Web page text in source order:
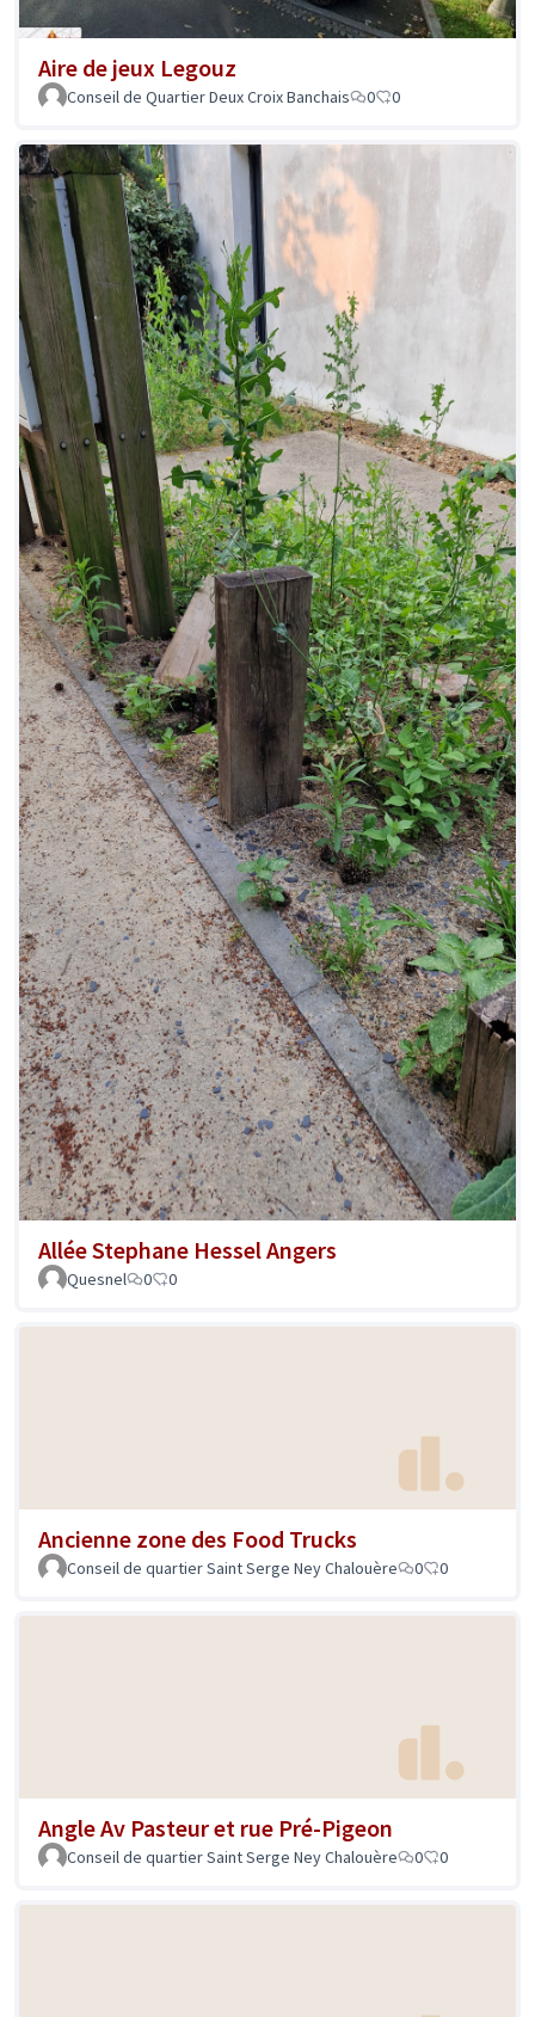
Aire de jeux Legouz
Conseil de Quartier Deux Croix Banchais 0 0
Allée Stephane Hessel Angers
Quesnel 0 0
Ancienne zone des Food Trucks
Conseil de quartier Saint Serge Ney Chalouère 0 0
Angle Av Pasteur et rue Pré-Pigeon
Conseil de quartier Saint Serge Ney Chalouère 0 0